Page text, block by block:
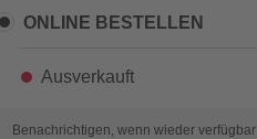
AUSVERKAUFT
ONLINE BESTELLEN
Ausverkauft
Benachrichtigen, wenn wieder verfügbar